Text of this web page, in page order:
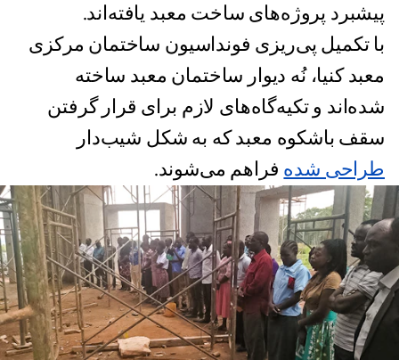
پیشبرد پروژه‌های ساخت معبد یافته‌‌‌اند.
با تکمیل پی‌ریزی فونداسیون ساختمان مرکزی
معبد کنیا، نُه دیوار ساختمان معبد ساخته
شده‌اند و تکیه‌گاه‌های لازم برای قرار گرفتن
سقف باشکوه معبد که به شکل شیب‌دار
طراحی شده فراهم می‌شوند.